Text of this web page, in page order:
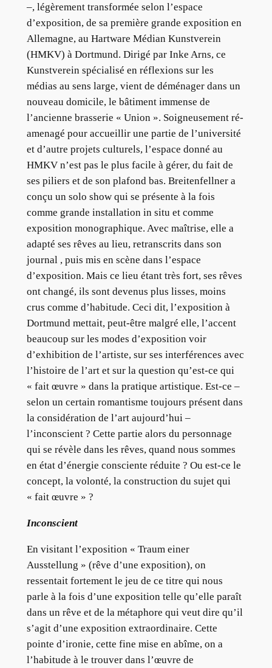
–, légèrement transformée selon l’espace
d’exposition, de sa première grande exposition en
Allemagne, au Hartware Médian Kunstverein
(HMKV) à Dortmund. Dirigé par Inke Arns, ce
Kunstverein spécialisé en réflexions sur les
médias au sens large, vient de déménager dans un
nouveau domicile, le bâtiment immense de
l’ancienne brasserie « Union ». Soigneusement ré-
amenagé pour accueillir une partie de l’université
et d’autre projets culturels, l’espace donné au
HMKV n’est pas le plus facile à gérer, du fait de
ses piliers et de son plafond bas. Breitenfellner a
conçu un solo show qui se présente à la fois
comme grande installation in situ et comme
exposition monographique. Avec maîtrise, elle a
adapté ses rêves au lieu, retranscrits dans son
journal , puis mis en scène dans l’espace
d’exposition. Mais ce lieu étant très fort, ses rêves
ont changé, ils sont devenus plus lisses, moins
crus comme d’habitude. Ceci dit, l’exposition à
Dortmund mettait, peut-être malgré elle, l’accent
beaucoup sur les modes d’exposition voir
d’exhibition de l’artiste, sur ses interférences avec
l’histoire de l’art et sur la question qu’est-ce qui
« fait œuvre » dans la pratique artistique. Est-ce –
selon un certain romantisme toujours présent dans
la considération de l’art aujourd’hui –
l’inconscient ? Cette partie alors du personnage
qui se révèle dans les rêves, quand nous sommes
en état d’énergie consciente réduite ? Ou est-ce le
concept, la volonté, la construction du sujet qui
« fait œuvre » ?
Inconscient
En visitant l’exposition « Traum einer
Ausstellung » (rêve d’une exposition), on
ressentait fortement le jeu de ce titre qui nous
parle à la fois d’une exposition telle qu’elle paraît
dans un rêve et de la métaphore qui veut dire qu’il
s’agit d’une exposition extraordinaire. Cette
pointe d’ironie, cette fine mise en abîme, on a
l’habitude à le trouver dans l’œuvre de